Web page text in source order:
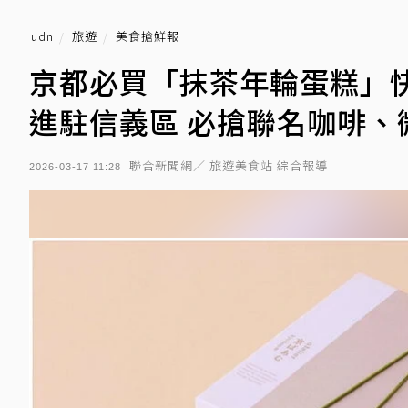
udn 旅遊 美食搶鮮報
京都必買「抹茶年輪蛋糕」
進駐信義區 必搶聯名咖啡
2026-03-17 11:28 聯合新聞網／ 旅遊美食站 綜合報導